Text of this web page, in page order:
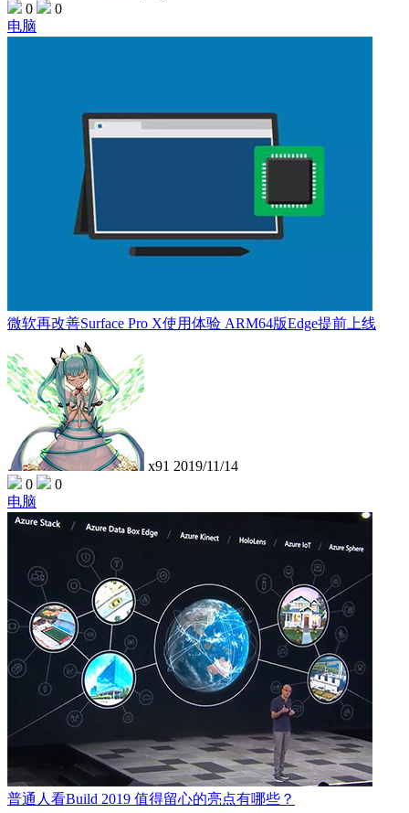
0
0
电脑
微软再改善Surface Pro X使用体验 ARM64版Edge提前上线
x91 2019/11/14
0
0
电脑
普通人看Build 2019 值得留心的亮点有哪些？